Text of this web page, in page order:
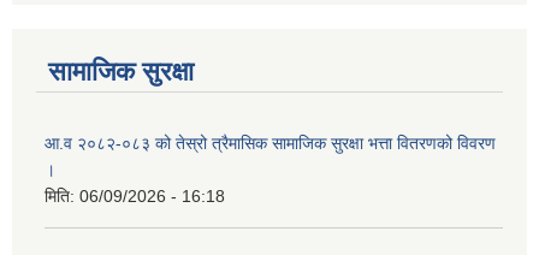
सामाजिक सुरक्षा
आ.व २०८२-०८३ को तेस्रो त्रैमासिक सामाजिक सुरक्षा भत्ता वितरणको विवरण
।
मिति: 06/09/2026 - 16:18